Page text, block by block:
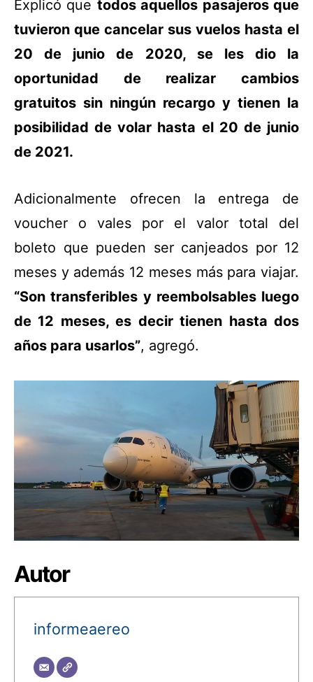
Explicó que todos aquellos pasajeros que
tuvieron que cancelar sus vuelos hasta el
20 de junio de 2020, se les dio la
oportunidad de realizar cambios
gratuitos sin ningún recargo y tienen la
posibilidad de volar hasta el 20 de junio
de 2021.
Adicionalmente ofrecen la entrega de
voucher o vales por el valor total del
boleto que pueden ser canjeados por 12
meses y además 12 meses más para viajar.
“Son transferibles y reembolsables luego
de 12 meses, es decir tienen hasta dos
años para usarlos”, agregó.
Autor
informeaereo